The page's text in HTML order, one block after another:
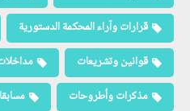
قرارات وآراء المحكمة الدستورية
قوانين وتشريعات
مذكرات وأطروحات